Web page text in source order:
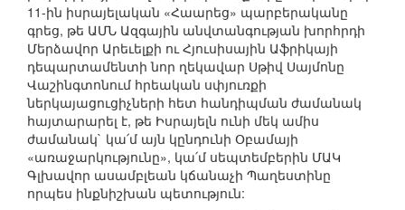
11-ին իսրայելական «Հաարեց» պարբերականը
գրեց, թե ԱՄՆ Ազգային անվտանգության խորհրդի
Մերձավոր Արեւելքի ու Հյուսիսային Աֆրիկայի
դեպարտամենտի նոր ղեկավար Սթիվ Սայմոնը
Վաշինգտոնում հրեական սփյուռքի
ներկայացուցիչների հետ հանդիպման ժամանակ
հայտարարել է, թե Իսրայելն ունի մեկ ամիս
ժամանակ` կա՛մ այն կընդունի Օբամայի
«առաջարկությունը», կա՛մ սեպտեմբերին ՄԱԿ
Գլխավոր ասամբլեան կճանաչի Պաղեստինը
որպես ինքնիշխան պետություն: